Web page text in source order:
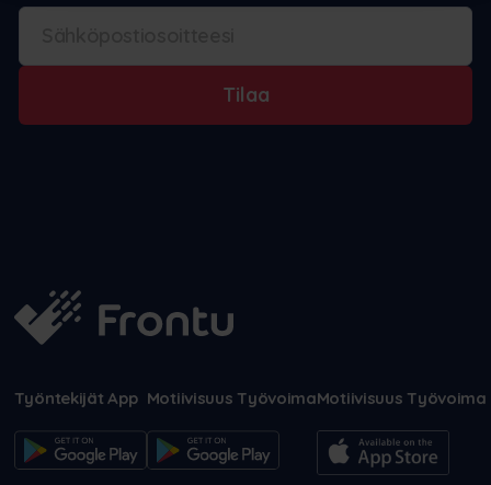
Tilaa
Työntekijät App Motiivisuus TyövoimaMotiivisuus Työvoima